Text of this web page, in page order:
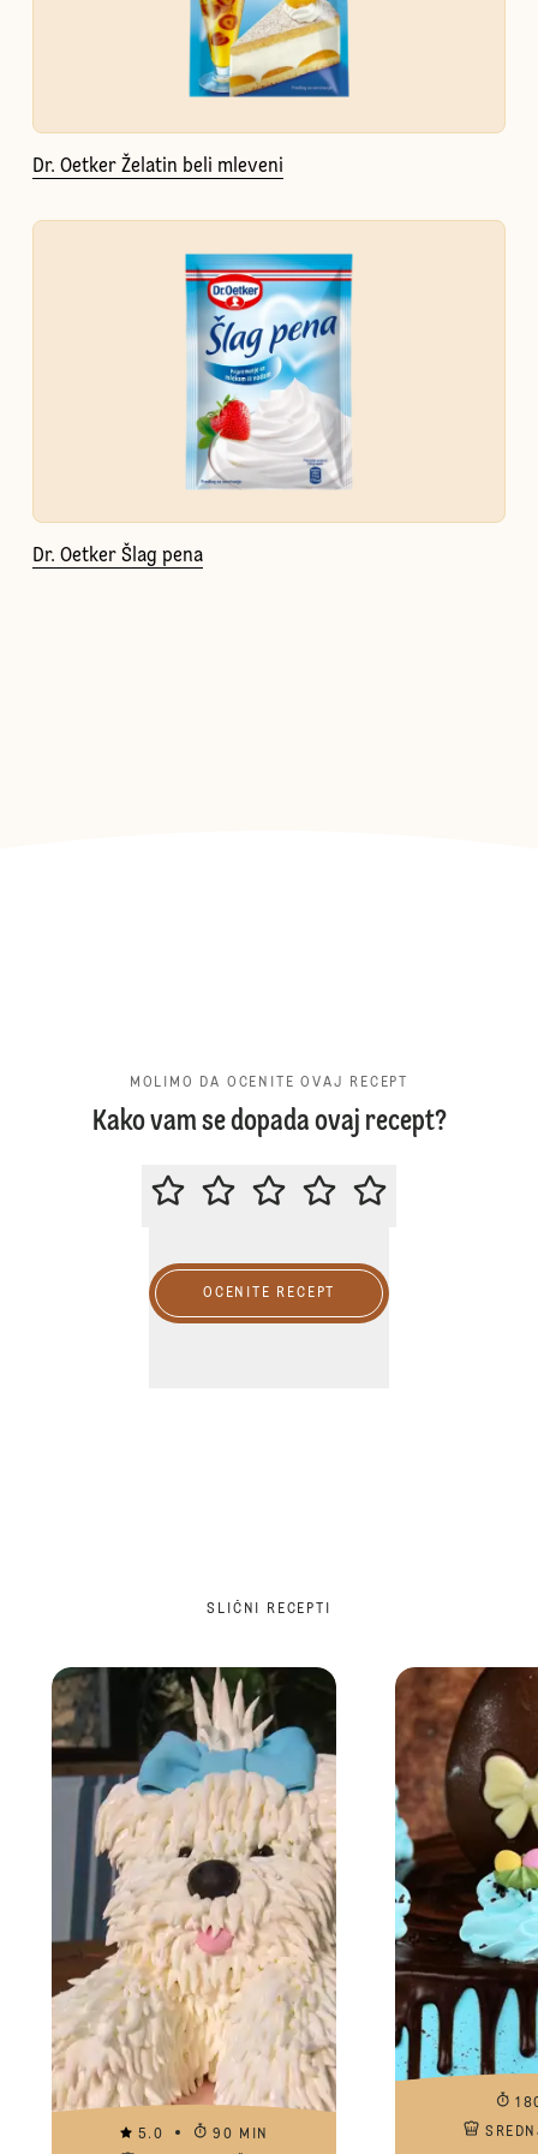
Dr. Oetker Želatin beli mleveni
Dr. Oetker Šlag pena
MOLIMO DA OCENITE OVAJ RECEPT
Kako vam se dopada ovaj recept?
MOLIMO DA OCENITE OVAJ
OCENITE RECEPT
SLIČNI RECEPTI
5.0
90 MIN